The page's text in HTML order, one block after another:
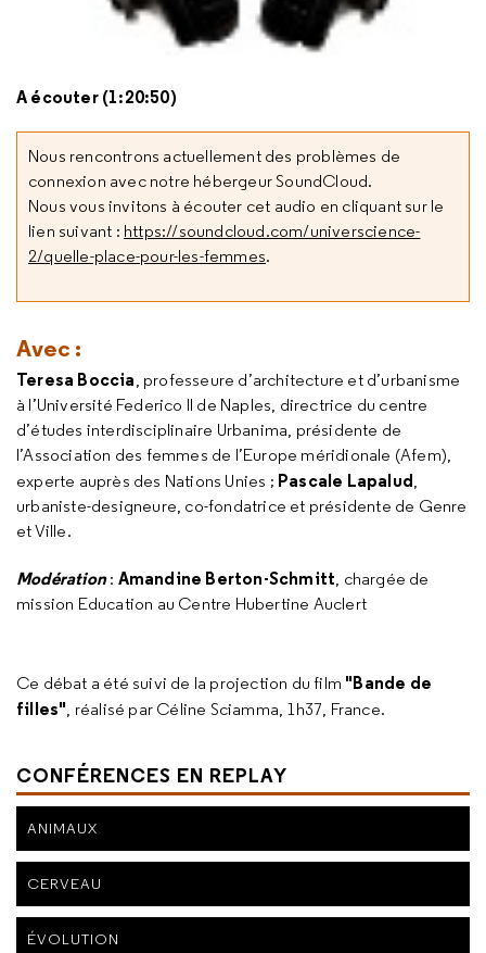
A écouter (1:20:50)
Nous rencontrons actuellement des problèmes de
connexion avec notre hébergeur SoundCloud.
Nous vous invitons à écouter cet audio en cliquant sur le
lien suivant : https://soundcloud.com/universcience-
2/quelle-place-pour-les-femmes.
Avec :
Teresa Boccia, professeure d’architecture et d’urbanisme
à l’Université Federico II de Naples, directrice du centre
d’études interdisciplinaire Urbanima, présidente de
l’Association des femmes de l’Europe méridionale (Afem),
experte auprès des Nations Unies ; Pascale Lapalud,
urbaniste-designeure, co-fondatrice et présidente de Genre
et Ville.
Modération: Amandine Berton-Schmitt, chargée de
mission Education au Centre Hubertine Auclert
Ce débat a été suivi de la projection du film "Bande de
filles", réalisé par Céline Sciamma, 1h37, France.
CONFÉRENCES EN REPLAY
ANIMAUX
CERVEAU
ÉVOLUTION